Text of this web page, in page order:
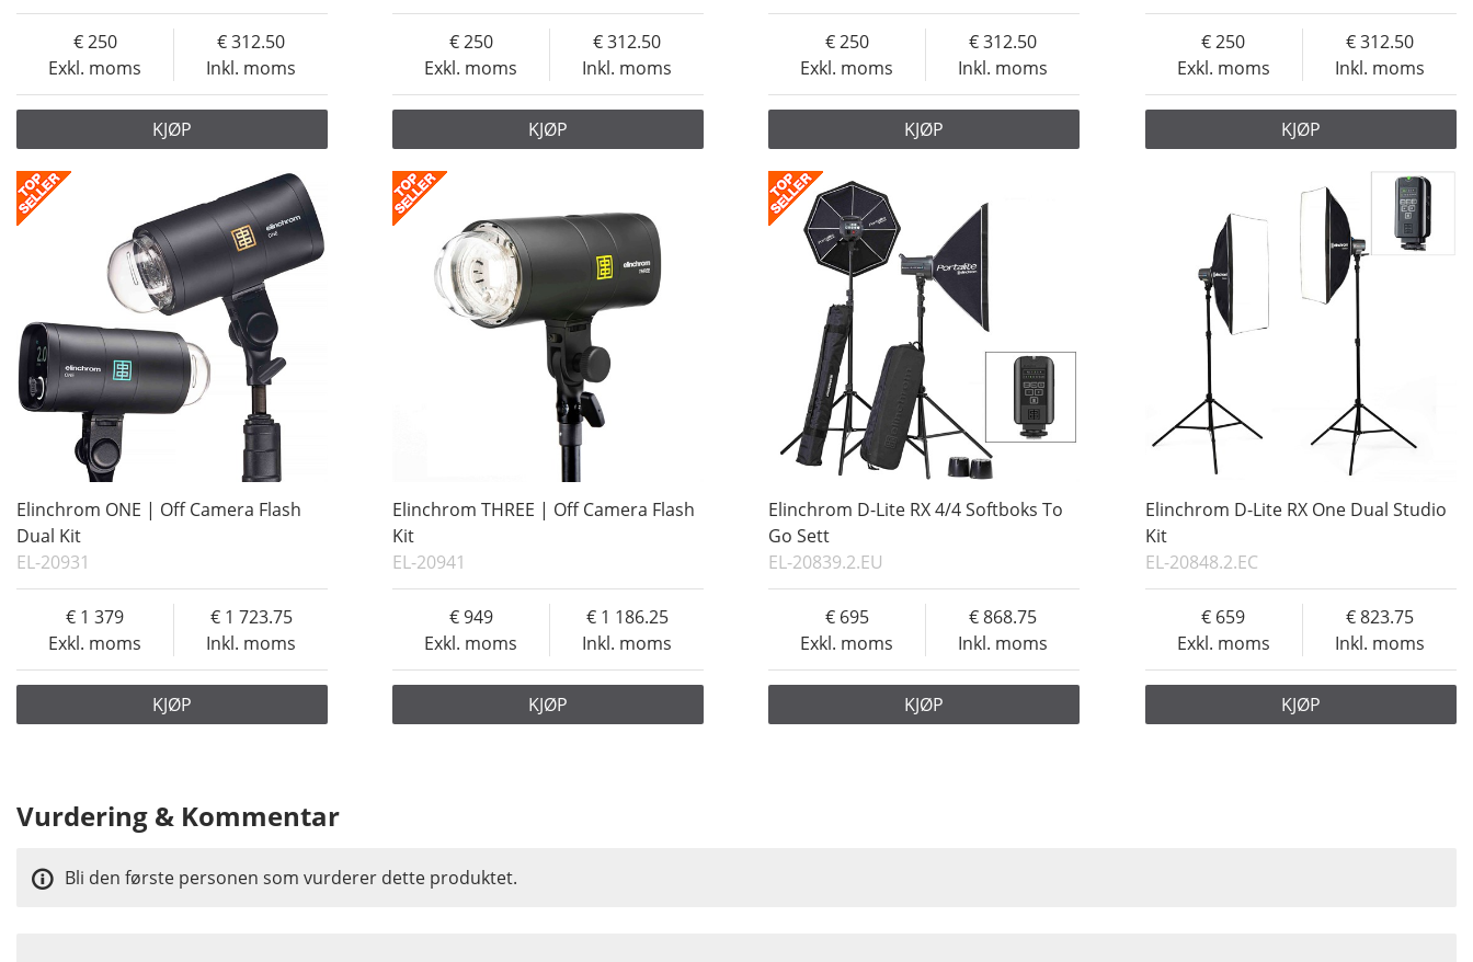
Exkl. moms
250
Inkl. moms
312.50
KJØP
Exkl. moms
250
Inkl. moms
312.50
KJØP
Exkl. moms
250
Inkl. moms
312.50
KJØP
Exkl. moms
250
Inkl. moms
312.50
KJØP
Elinchrom ONE | Off Camera Flash
Dual Kit
EL-20931
Exkl. moms
1 379
Inkl. moms
1 723.75
KJØP
Elinchrom THREE | Off Camera Flash
Kit
EL-20941
Exkl. moms
949
Inkl. moms
1 186.25
KJØP
Elinchrom D-Lite RX 4/4 Softboks To
Go Sett
EL-20839.2.EU
Exkl. moms
695
Inkl. moms
868.75
KJØP
Elinchrom D-Lite RX One Dual Studio
Kit
EL-20848.2.EC
Exkl. moms
659
Inkl. moms
823.75
KJØP
Vurdering & Kommentar
Bli den første personen som vurderer dette produktet.